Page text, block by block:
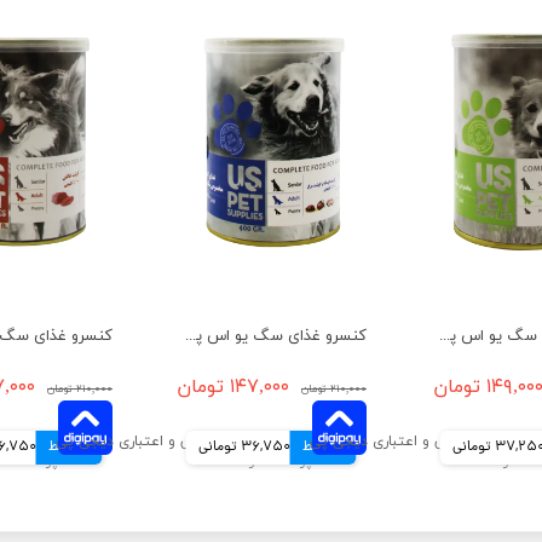
۲۱۰,۰۰۰ تومان
4 قسط 36,750
کنسرو غذای سگ یو اس پت مدل گوشت گوساله و مرغ وزن 400 گرم
۲۱۰,۰۰۰ تومان ۱۴۷,۰۰۰ تومان
4 قسط 36,750 تومانی
کنسرو غذای سگ یو اس پت مدل بره و سیرابی و کدو حلوایی وزن 400 گرم
۱۴۹,۰۰۰ تومان
تومانی